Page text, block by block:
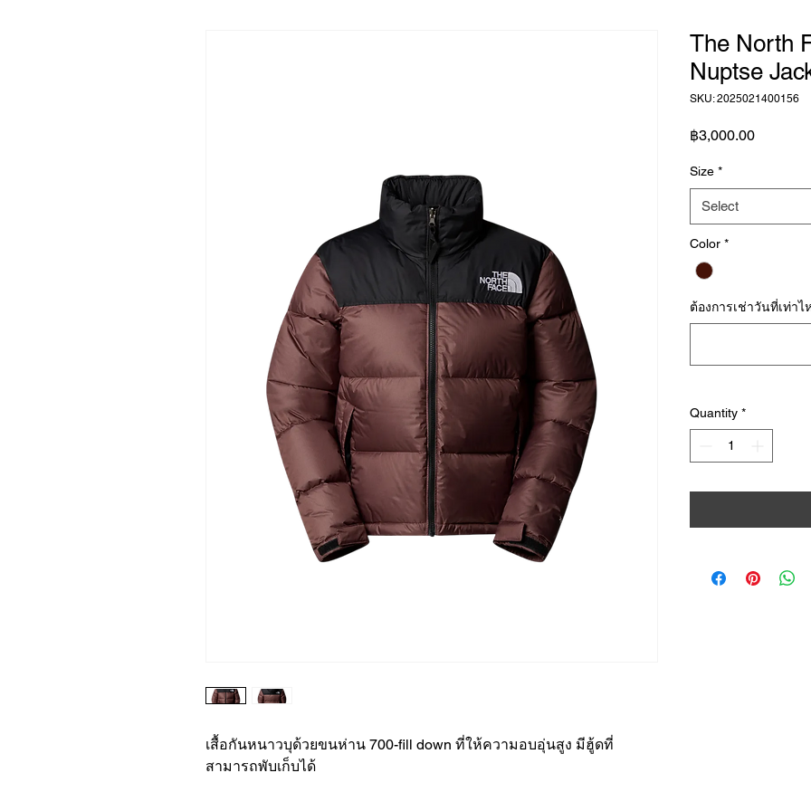
เสื้อกันหนาวบุด้วยขนห่าน 700-fill down ที่ให้ความอบอุ่นสูง มีฮู้ดที่
สามารถพับเก็บได้
The North
Nuptse
SKU: 2025021400156
฿3,000.00Price
Size *
Select
Color *
ต้องการเช่าวันที่เท่าไ
Quantity *